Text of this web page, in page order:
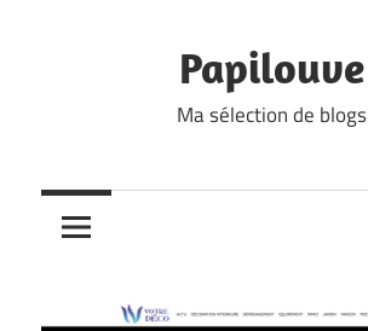
Papilouve
Ma sélection de blogs